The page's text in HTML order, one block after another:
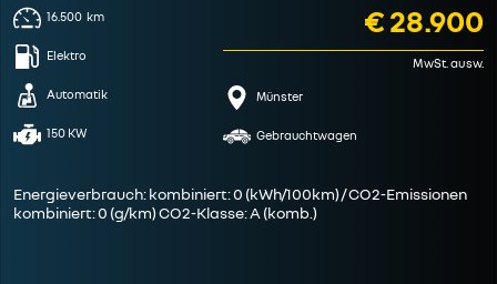
16.500 km
Elektro
Automatik
150 KW
€ 28.900
MwSt. ausw.
Münster
Gebrauchtwagen
Energieverbrauch: kombiniert: 0 (kWh/100km) / CO2-Emissionen
kombiniert: 0 (g/km) CO2-Klasse: A (komb.)